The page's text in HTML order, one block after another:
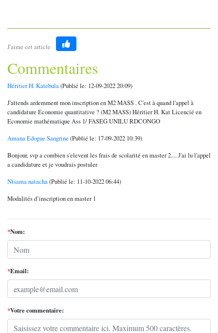
J'aime cet article
Like
Commentaires
Héritier H. Katebula(Publié le: 12-09-2022 20:09)
J'attends ardemment mon inscription en M2 MASS . C'est à quand l'appel à
candidature Economie quantitative ? (M2 MASS) Héritier H. Kat Licencié en
Economie mathématique Ass 1/ FASEG UNILU RDCONGO
Amana Edogue Sangrine (Publié le: 17-09-2022 10:39)
Bonjour, svp a combien s'elevent les frais de scolarité en master 2.... J'ai lu l'appel
a candidature et je voudrais postuler
Ntsama natacha(Publié le: 11-10-2022 06:44)
Modalités d’inscription en master 1
*Nom:
*Email:
*Votre commentaire: